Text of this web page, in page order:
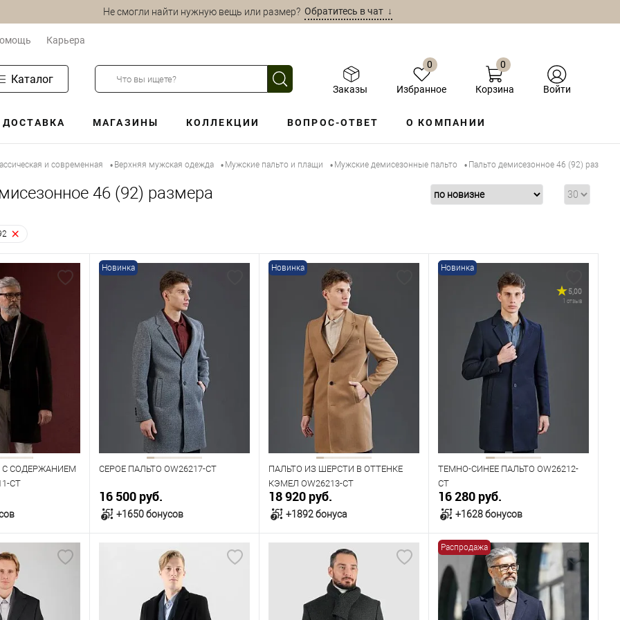
Не смогли найти нужную вещь или размер?Обратитесь в чат ↓
Карьера
Каталог
Заказы
0
Избранное
0
Корзина Войти
ДОСТАВКА МАГАЗИНЫ КОЛЛЕКЦИИ ВОПРОС-ОТВЕТ О КОМПАНИИ
и современная • Верхняя мужская одежда • Мужские пальто и плащи • Мужские демисезонные пальто • Пальто демисезонное 46 (92) размера
46 (92) размера
С СОДЕРЖАНИЕМ
CT
Новинка
СЕРОЕ ПАЛЬТО OW26217-CT
16 500 руб.
+1650 бонусов
В корзину
Таблица размеров
Новинка
ПАЛЬТО ИЗ ШЕРСТИ В ОТТЕНКЕ
КЭМЕЛ OW26213-CT
18 920 руб.
+1892 бонуса
В корзину
В наличии
Таблица размеров
Новинка
ТЕМНО-СИНЕЕ ПАЛЬТО OW26212-
CT
5,00
1 отзыв
16 280 руб.
+1628 бонусов
В корзину
В наличии
Таблица размеров
Распродажа